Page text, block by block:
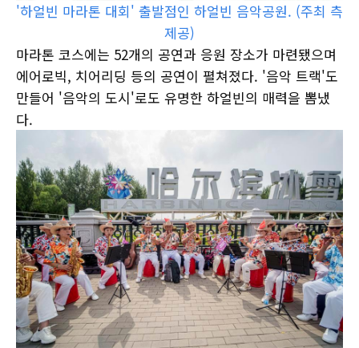
'하얼빈 마라톤 대회' 출발점인 하얼빈 음악공원. (주최 측
제공)
마라톤 코스에는 52개의 공연과 응원 장소가 마련됐으며
에어로빅, 치어리딩 등의 공연이 펼쳐졌다. '음악 트랙'도
만들어 '음악의 도시'로도 유명한 하얼빈의 매력을 뽐냈
다.